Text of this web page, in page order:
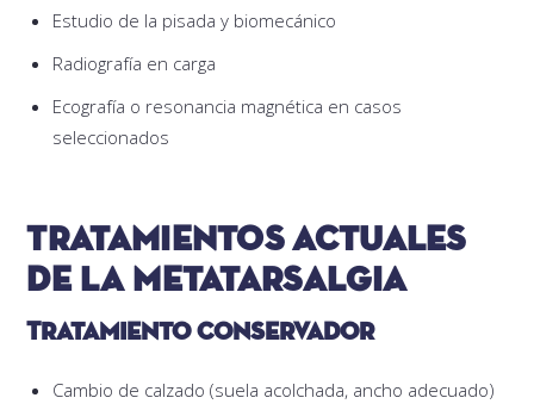
Estudio de la pisada y biomecánico
Radiografía en carga
Ecografía o resonancia magnética en casos
seleccionados
Tratamientos actuales
de la metatarsalgia
Tratamiento conservador
Cambio de calzado (suela acolchada, ancho adecuado)